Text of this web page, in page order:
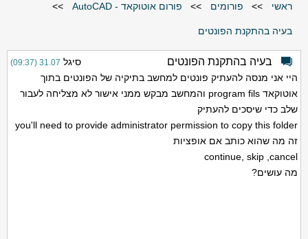
ראשי >> פורומים >> פורום אוטוקאד - AutoCAD >>
בעיה בהתקנת הפונטים
בעיה בהתקנת הפונטים סיגל 31.07 (09:37)
היי אני מנסה להעתיק פונטים למחשב בתיקיה של הפונטים בתוך
אוטוקאד program fils והמחשב מבקש ממני אישור לא מצליחה לעבור
שלב כדי שיסכים להעתיק
you'll need to provide administrator permission to copy this folder
זה מה שהוא כותב אם אופציות
continue, skip ,cancel
מה עושים?